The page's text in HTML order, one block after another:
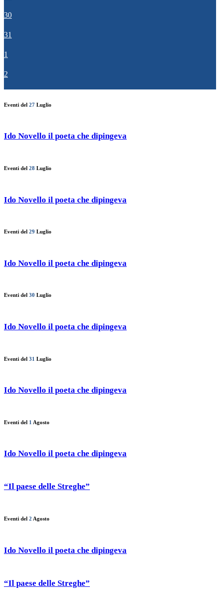
30
31
1
2
Eventi del 27 Luglio
Ido Novello il poeta che dipingeva
Eventi del 28 Luglio
Ido Novello il poeta che dipingeva
Eventi del 29 Luglio
Ido Novello il poeta che dipingeva
Eventi del 30 Luglio
Ido Novello il poeta che dipingeva
Eventi del 31 Luglio
Ido Novello il poeta che dipingeva
Eventi del 1 Agosto
Ido Novello il poeta che dipingeva
“Il paese delle Streghe”
Eventi del 2 Agosto
Ido Novello il poeta che dipingeva
“Il paese delle Streghe”